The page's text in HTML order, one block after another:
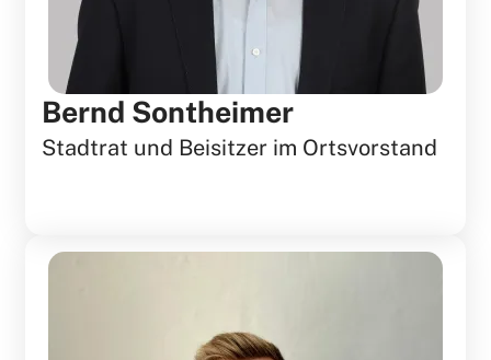
Bernd Sontheimer
Stadtrat und Beisitzer im Ortsvorstand